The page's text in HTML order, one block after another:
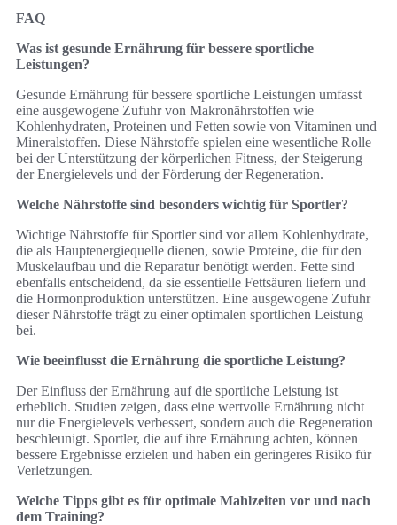
FAQ
Was ist gesunde Ernährung für bessere sportliche
Leistungen?
Gesunde Ernährung für bessere sportliche Leistungen umfasst
eine ausgewogene Zufuhr von Makronährstoffen wie
Kohlenhydraten, Proteinen und Fetten sowie von Vitaminen und
Mineralstoffen. Diese Nährstoffe spielen eine wesentliche Rolle
bei der Unterstützung der körperlichen Fitness, der Steigerung
der Energielevels und der Förderung der Regeneration.
Welche Nährstoffe sind besonders wichtig für Sportler?
Wichtige Nährstoffe für Sportler sind vor allem Kohlenhydrate,
die als Hauptenergiequelle dienen, sowie Proteine, die für den
Muskelaufbau und die Reparatur benötigt werden. Fette sind
ebenfalls entscheidend, da sie essentielle Fettsäuren liefern und
die Hormonproduktion unterstützen. Eine ausgewogene Zufuhr
dieser Nährstoffe trägt zu einer optimalen sportlichen Leistung
bei.
Wie beeinflusst die Ernährung die sportliche Leistung?
Der Einfluss der Ernährung auf die sportliche Leistung ist
erheblich. Studien zeigen, dass eine wertvolle Ernährung nicht
nur die Energielevels verbessert, sondern auch die Regeneration
beschleunigt. Sportler, die auf ihre Ernährung achten, können
bessere Ergebnisse erzielen und haben ein geringeres Risiko für
Verletzungen.
Welche Tipps gibt es für optimale Mahlzeiten vor und nach
dem Training?